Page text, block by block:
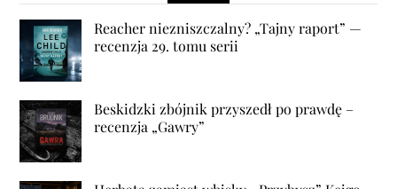
Reacher niezniszczalny? „Tajny raport” —
recenzja 29. tomu serii
Beskidzki zbójnik przyszedł po prawdę –
recenzja „Gawry”